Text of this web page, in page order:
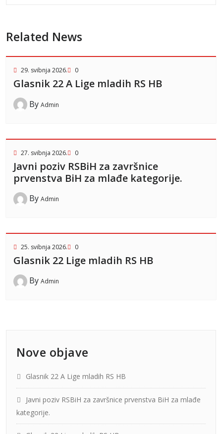
Related News
29. svibnja 2026. 0
Glasnik 22 A Lige mladih RS HB
By Admin
27. svibnja 2026. 0
Javni poziv RSBiH za završnice
prvenstva BiH za mlađe kategorije.
By Admin
25. svibnja 2026. 0
Glasnik 22 Lige mladih RS HB
By Admin
Nove objave
Glasnik 22 A Lige mladih RS HB
Javni poziv RSBiH za završnice prvenstva BiH za mlađe
kategorije.